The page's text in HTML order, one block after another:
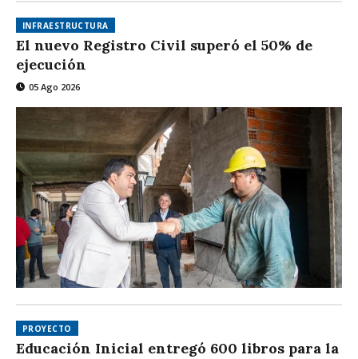
INFRAESTRUCTURA
El nuevo Registro Civil superó el 50% de
ejecución
05 Ago 2026
PROYECTO
Educación Inicial entregó 600 libros para la